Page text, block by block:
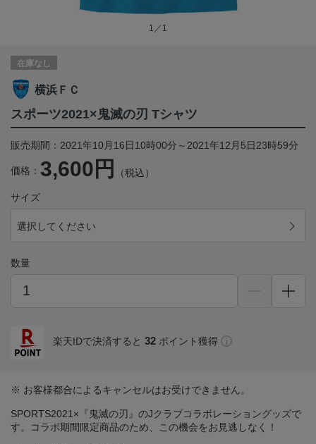
1／1
在庫なし
横浜ＦＣ
スポーツ2021×鬼滅の刃 Tシャツ
販売期間：2021年10月16日10時00分～2021年12月5日23時59分
価格： 3,600円 （税込）
サイズ
選択してください
数量
楽天IDで決済すると 32 ポイント獲得
※ お客様都合によるキャンセルはお受けできません。
SPORTS2021×『鬼滅の刃』のJクラブコラボレーショングッズで
す。コラボ期間限定商品のため、この機会をお見逃しなく！